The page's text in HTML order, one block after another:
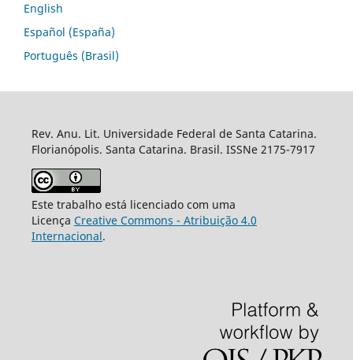
English
Español (España)
Português (Brasil)
Rev. Anu. Lit. Universidade Federal de Santa Catarina.
Florianópolis. Santa Catarina. Brasil. ISSNe 2175-7917
Este trabalho está licenciado com uma
Licença Creative Commons - Atribuição 4.0
Internacional.